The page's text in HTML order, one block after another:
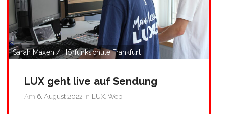
Sarah Maxen / Hörfunkschule Frankfurt
LUX geht live auf Sendung
Am 6. August 2022 in LUX, Web